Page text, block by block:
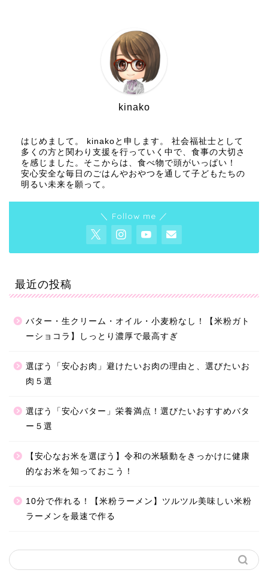
kinako
はじめまして。 kinakoと申します。 社会福祉士として
多くの方と関わり支援を行っていく中で、食事の大切さ
を感じました。そこからは、食べ物で頭がいっぱい！
安心安全な毎日のごはんやおやつを通して子どもたちの
明るい未来を願って。
＼ Follow me ／
最近の投稿
バター・生クリーム・オイル・小麦粉なし！【米粉ガト
ーショコラ】しっとり濃厚で最高すぎ
選ぼう「安心お肉」避けたいお肉の理由と、選びたいお
肉５選
選ぼう「安心バター」栄養満点！選びたいおすすめバタ
ー５選
【安心なお米を選ぼう】令和の米騒動をきっかけに健康
的なお米を知っておこう！
10分で作れる！【米粉ラーメン】ツルツル美味しい米粉
ラーメンを最速で作る